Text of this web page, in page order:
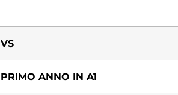
VS
PRIMO ANNO IN A1